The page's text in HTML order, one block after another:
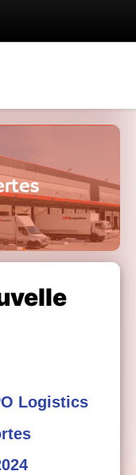
Logistics